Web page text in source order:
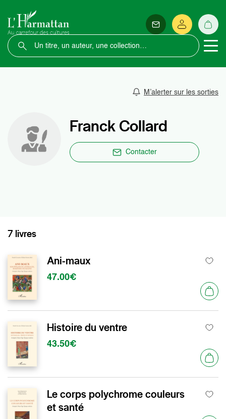
M’alerter sur les sorties
Franck Collard
Contacter
7 livres
Ani-maux
47.00€
Histoire du ventre
43.50€
Le corps polychrome couleurs
et santé